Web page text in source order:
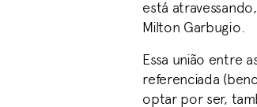
está
Milton Garbugio.
Essa união entre
referenciada
optar por ser,